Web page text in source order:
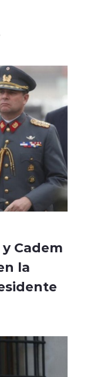
Cadem
la